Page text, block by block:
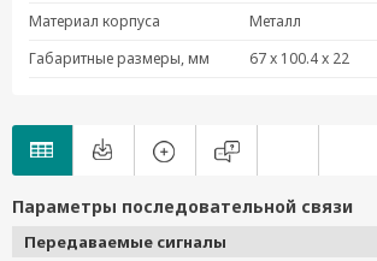
Материал корпуса
Металл
Габаритные размеры, мм
67 x 100.4 x 22
Параметры последовательной связи
Передаваемые сигналы